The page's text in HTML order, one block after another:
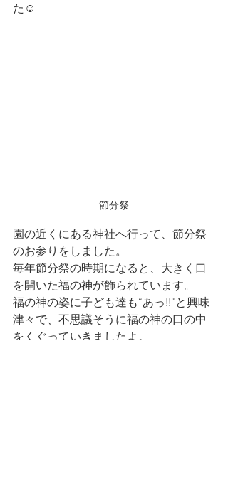
た☺️
節分祭
園の近くにある神社へ行って、節分祭
のお参りをしました。
毎年節分祭の時期になると、大きく口
を開いた福の神が飾られています。
福の神の姿に子ども達も“あっ!!”と興味
津々で、不思議そうに福の神の口の中
をくぐっていきましたよ。